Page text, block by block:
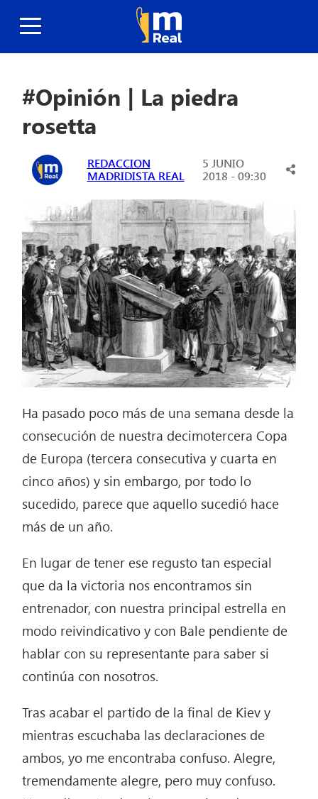
#Opinión | La piedra
rosetta
REDACCION
MADRIDISTA REAL
5 JUNIO
2018 - 09:30
Ha pasado poco más de una semana desde la
consecución de nuestra decimotercera Copa
de Europa (tercera consecutiva y cuarta en
cinco años) y sin embargo, por todo lo
sucedido, parece que aquello sucedió hace
más de un año.
En lugar de tener ese regusto tan especial
que da la victoria nos encontramos sin
entrenador, con nuestra principal estrella en
modo reivindicativo y con Bale pendiente de
hablar con su representante para saber si
continúa con nosotros.
Tras acabar el partido de la final de Kiev y
mientras escuchaba las declaraciones de
ambos, yo me encontraba confuso. Alegre,
tremendamente alegre, pero muy confuso.